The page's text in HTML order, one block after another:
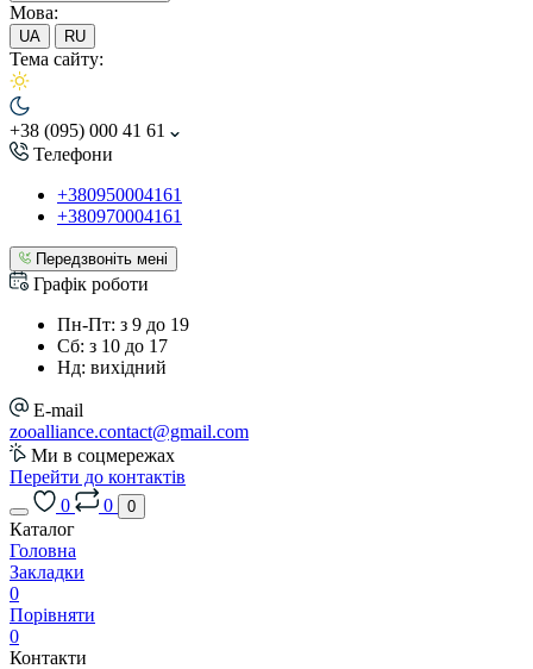
Мова:
UA RU
Тема сайту:
+38 (095) 000 41 61
Телефони
+380950004161
+380970004161
Передзвоніть мені
Графік роботи
Пн-Пт: з 9 до 19
Сб: з 10 до 17
Нд: вихідний
E-mail
zooalliance.contact@gmail.com
Ми в соцмережах
Перейти до контактів
0
0 0
Каталог
Головна
Закладки
0
Порівняти
0
Контакти